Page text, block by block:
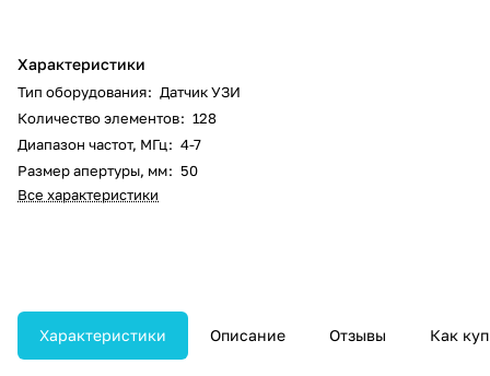
Характеристики
Тип оборудования: Датчик УЗИ
Количество элементов: 128
Диапазон частот, МГц: 4-7
Размер апертуры, мм: 50
Все характеристики
Характеристики Описание Отзывы Как